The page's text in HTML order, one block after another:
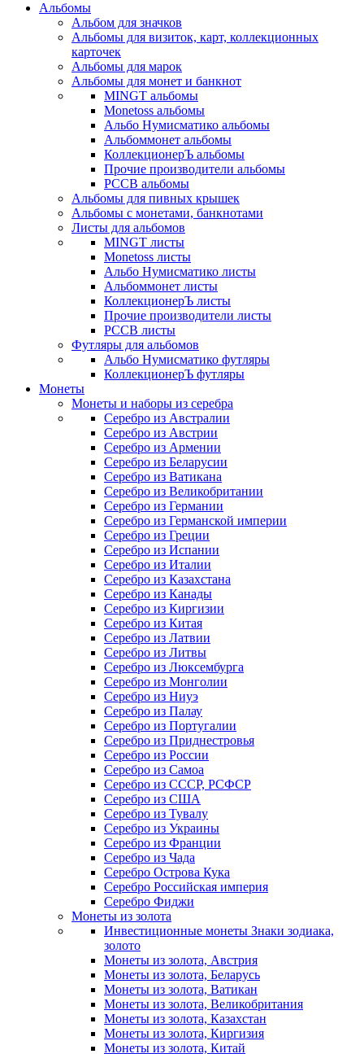
Альбомы
Альбом для значков
Альбомы для визиток, карт, коллекционных
карточек
Альбомы для марок
Альбомы для монет и банкнот
MINGT альбомы
Monetoss альбомы
Альбо Нумисматико альбомы
Альбоммонет альбомы
КоллекционерЪ альбомы
Прочие производители альбомы
РССВ альбомы
Альбомы для пивных крышек
Альбомы с монетами, банкнотами
Листы для альбомов
MINGT листы
Monetoss листы
Альбо Нумисматико листы
Альбоммонет листы
КоллекционерЪ листы
Прочие производители листы
РССВ листы
Футляры для альбомов
Альбо Нумисматико футляры
КоллекционерЪ футляры
Монеты
Монеты и наборы из серебра
Серебро из Австралии
Серебро из Австрии
Серебро из Армении
Серебро из Беларусии
Серебро из Ватикана
Серебро из Великобритании
Серебро из Германии
Серебро из Германской империи
Серебро из Греции
Серебро из Испании
Серебро из Италии
Серебро из Казахстана
Серебро из Канады
Серебро из Киргизии
Серебро из Китая
Серебро из Латвии
Серебро из Литвы
Серебро из Люксембурга
Серебро из Монголии
Серебро из Ниуэ
Серебро из Палау
Серебро из Португалии
Серебро из Приднестровья
Серебро из России
Серебро из Самоа
Серебро из СССР, РСФСР
Серебро из США
Серебро из Тувалу
Серебро из Украины
Серебро из Франции
Серебро из Чада
Серебро Острова Кука
Серебро Российская империя
Серебро Фиджи
Монеты из золота
Инвестиционные монеты Знаки зодиака,
золото
Монеты из золота, Австрия
Монеты из золота, Беларусь
Монеты из золота, Ватикан
Монеты из золота, Великобритания
Монеты из золота, Казахстан
Монеты из золота, Киргизия
Монеты из золота, Китай